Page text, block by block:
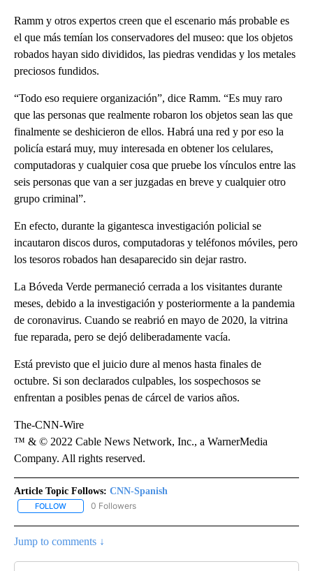
Ramm y otros expertos creen que el escenario más probable es
el que más temían los conservadores del museo: que los objetos
robados hayan sido divididos, las piedras vendidas y los metales
preciosos fundidos.
“Todo eso requiere organización”, dice Ramm. “Es muy raro
que las personas que realmente robaron los objetos sean las que
finalmente se deshicieron de ellos. Habrá una red y por eso la
policía estará muy, muy interesada en obtener los celulares,
computadoras y cualquier cosa que pruebe los vínculos entre las
seis personas que van a ser juzgadas en breve y cualquier otro
grupo criminal”.
En efecto, durante la gigantesca investigación policial se
incautaron discos duros, computadoras y teléfonos móviles, pero
los tesoros robados han desaparecido sin dejar rastro.
La Bóveda Verde permaneció cerrada a los visitantes durante
meses, debido a la investigación y posteriormente a la pandemia
de coronavirus. Cuando se reabrió en mayo de 2020, la vitrina
fue reparada, pero se dejó deliberadamente vacía.
Está previsto que el juicio dure al menos hasta finales de
octubre. Si son declarados culpables, los sospechosos se
enfrentan a posibles penas de cárcel de varios años.
The-CNN-Wire
™ & © 2022 Cable News Network, Inc., a WarnerMedia
Company. All rights reserved.
Article Topic Follows: CNN-Spanish
FOLLOW FOLLOW "CNN-SPANISH" TO RECEIVE NOTIFICATIONS ABOUT
0 Followers
Jump to comments ↓